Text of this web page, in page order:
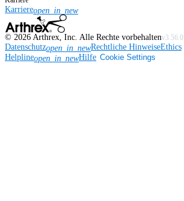
Karriereopen_in_new
© 2026 Arthrex, Inc. Alle Rechte vorbehaltenv3.56.0
Datenschutzopen_in_newRechtliche HinweiseEthics
Helplineopen_in_newHilfe Cookie Settings